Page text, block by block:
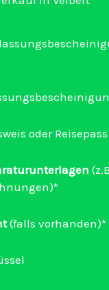
oder Reisepass
(falls vorhanden)*